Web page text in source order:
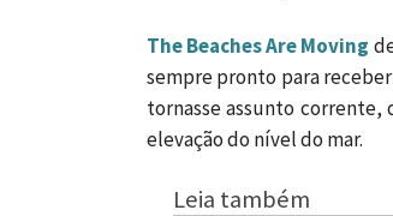
The Beaches Are Moving
sempre pronto para
tornasse assunto corrente,
elevação do nível do mar.
Leia também